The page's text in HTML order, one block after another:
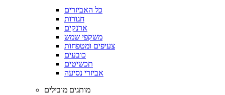
כל האביזרים
חגורות
ארנקים
משקפי שמש
צעיפים ומטפחות
כובעים
תכשיטים
אביזרי נסיעה
מותגים מובילים